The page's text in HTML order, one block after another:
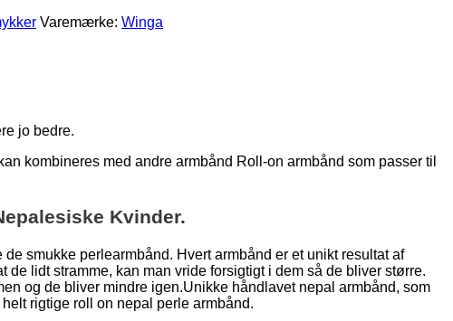
Varemærke: Winga
jo bedre.
kombineres med andre armbånd Roll-on armbånd som passer til
Kvinder.
smukke perlearmbånd. Hvert armbånd er et unikt resultat af
lidt stramme, kan man vride forsigtigt i dem så de bliver større.
og de bliver mindre igen.Unikke håndlavet nepal armbånd, som
rigtige roll on nepal perle armbånd.